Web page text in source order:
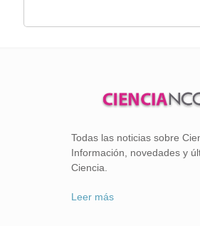
Todas las noticias sobre
Información, novedades y
Ciencia.
Leer más